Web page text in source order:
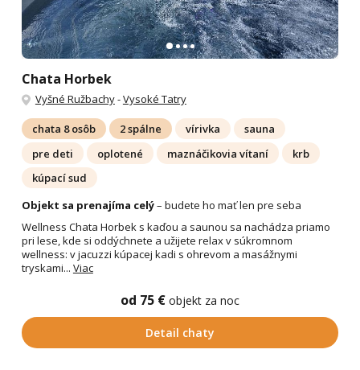
Chata Horbek
Vyšné Ružbachy-Vysoké Tatry
chata 8 osôb 2 spálne vírivka
sauna
pre deti
oplotené maznáčikovia vítaní
krb
kúpací sud
Objekt sa prenajíma celý– budete ho mať len pre seba
Wellness Chata Horbek s kaďou a saunou sa nachádza priamo
pri lese, kde si oddýchnete a užijete relax v súkromnom
wellness: v jacuzzi kúpacej kadi s ohrevom a masážnymi
tryskami... Viac
od 75 € objekt za noc
Detail chaty